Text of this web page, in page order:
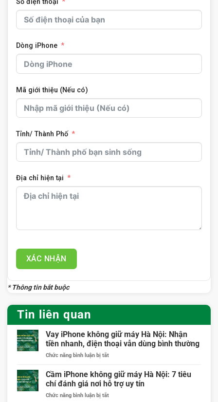
Số điện thoại
Dòng iPhone
Mã giới thiệu (Nếu có)
Tỉnh/ Thành Phố
Địa chỉ hiện tại
XÁC NHẬN
* Thông tin bắt buộc
Tin liên quan
Vay iPhone không giữ máy Hà Nội: Nhận
tiền nhanh, điện thoại vẫn dùng bình thường
Chức năng bình luận bị tắtở
iPhone
không
giữ
máy
Cầm iPhone không giữ máy Hà Nội: 7 tiêu
chí đánh giá nơi hỗ trợ uy tín
Chức năng bình luận bị tắtở